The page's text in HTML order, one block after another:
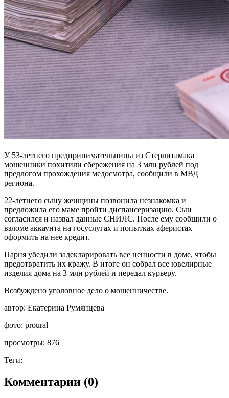
У 53-летнего предпринимательницы из Стерлитамака
мошенники похитили сбережения на 3 млн рублей под
предлогом прохождения медосмотра, сообщили в МВД
региона.
22-летнего сыну женщины позвонила незнакомка и
предложила его маме пройти диспансеризацию. Сын
согласился и назвал данные СНИЛС. После ему сообщили о
взломе аккаунта на госуслугах и попытках аферистах
оформить на нее кредит.
Парня убедили задекларировать все ценности в доме, чтобы
предотвратить их кражу. В итоге он собрал все ювелирные
изделия дома на 3 млн рублей и передал курьеру.
Возбуждено уголовное дело о мошенничестве.
автор: Екатерина Румянцева
фото: proural
просмотры: 876
Теги:
Комментарии (0)